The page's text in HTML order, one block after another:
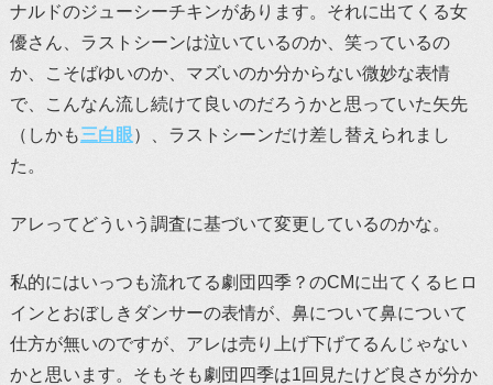
ナルドのジューシーチキンがあります。それに出てくる女
優さん、ラストシーンは泣いているのか、笑っているの
か、こそばゆいのか、マズいのか分からない微妙な表情
で、こんなん流し続けて良いのだろうかと思っていた矢先
（しかも三白眼）、ラストシーンだけ差し替えられまし
た。
アレってどういう調査に基づいて変更しているのかな。
私的にはいっつも流れてる劇団四季？のCMに出てくるヒロ
インとおぼしきダンサーの表情が、鼻について鼻について
仕方が無いのですが、アレは売り上げ下げてるんじゃない
かと思います。そもそも劇団四季は1回見たけど良さが分か